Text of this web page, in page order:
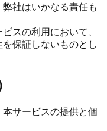
社はいかなる責任も
スの利用において、
保証しないものとし
サービスの提供と個